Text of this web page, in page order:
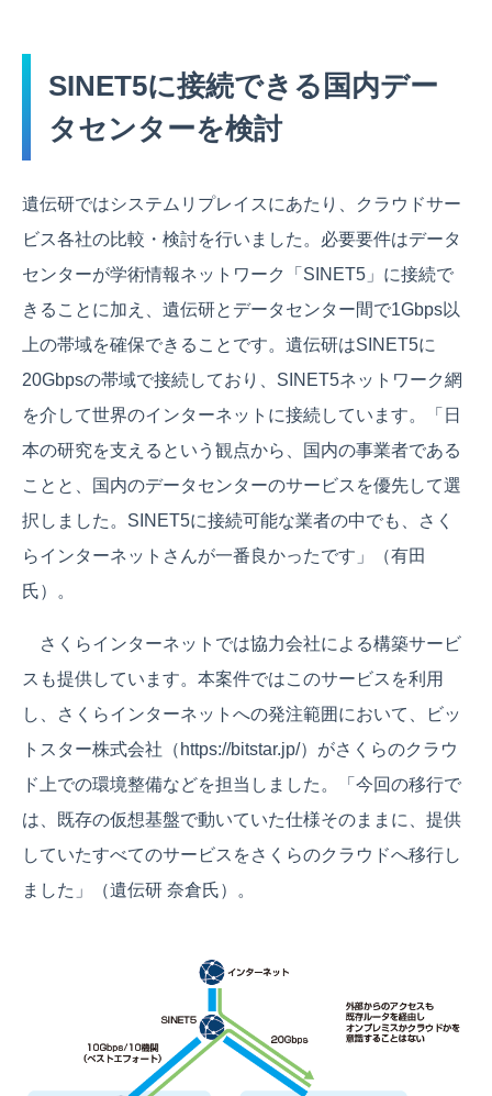
SINET5に接続できる国内デー
タセンターを検討
遺伝研ではシステムリプレイスにあたり、クラウドサー
ビス各社の比較・検討を行いました。必要要件はデータ
センターが学術情報ネットワーク「SINET5」に接続で
きることに加え、遺伝研とデータセンター間で1Gbps以
上の帯域を確保できることです。遺伝研はSINET5に
20Gbpsの帯域で接続しており、SINET5ネットワーク網
を介して世界のインターネットに接続しています。「日
本の研究を支えるという観点から、国内の事業者である
ことと、国内のデータセンターのサービスを優先して選
択しました。SINET5に接続可能な業者の中でも、さく
らインターネットさんが一番良かったです」（有田
氏）。
さくらインターネットでは協力会社による構築サービ
スも提供しています。本案件ではこのサービスを利用
し、さくらインターネットへの発注範囲において、ビッ
トスター株式会社（https://bitstar.jp/）がさくらのクラウ
ド上での環境整備などを担当しました。「今回の移行で
は、既存の仮想基盤で動いていた仕様そのままに、提供
していたすべてのサービスをさくらのクラウドへ移行し
ました」（遺伝研 奈倉氏）。